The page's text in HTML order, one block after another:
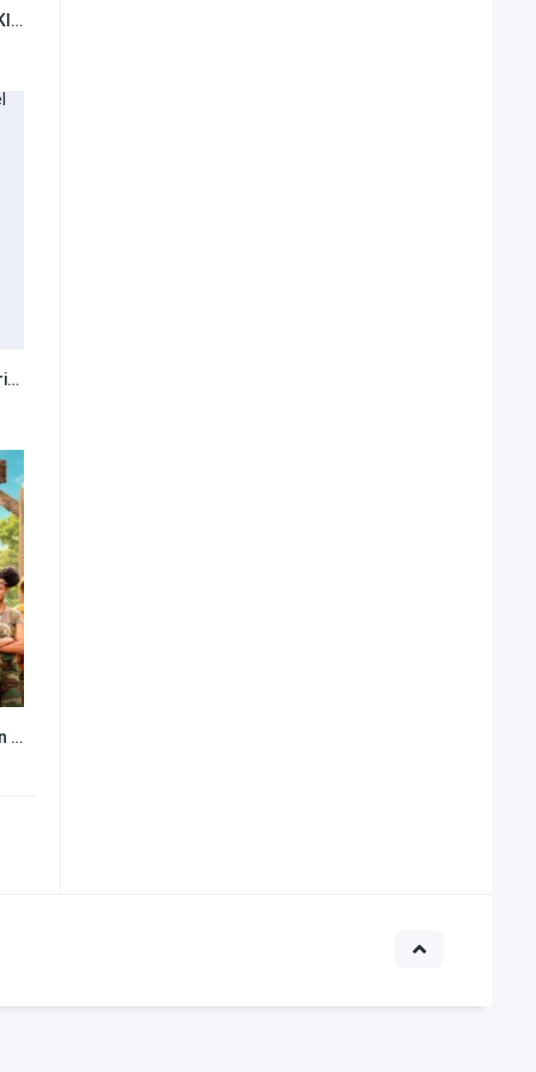
La academia del Sr. Kleks
Thabo y el caso del rinoceronte
0El Pájaro Loco ¡Lío en el campamento!